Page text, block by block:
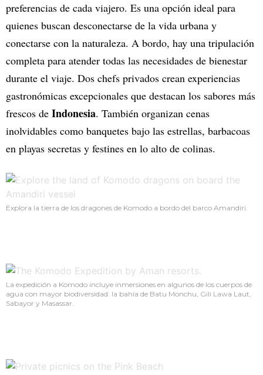
preferencias de cada viajero. Es una opción ideal para
quienes buscan desconectarse de la vida urbana y
conectarse con la naturaleza. A bordo, hay una tripulación
completa para atender todas las necesidades de bienestar
durante el viaje. Dos chefs privados crean experiencias
gastronómicas excepcionales que destacan los sabores más
frescos de Indonesia. También organizan cenas
inolvidables como banquetes bajo las estrellas, barbacoas
en playas secretas y festines en lo alto de colinas.
Explora la tierra de los dragones de Komodo a bordo del barco Amandiri.
La expedición a Komodo incluye inmersiones en algunos de los cuerpos de
agua con mayor biodiversidad: la bahía de Batu Monchu, Gili Lawa Laut,
Sabayor y Masassar.